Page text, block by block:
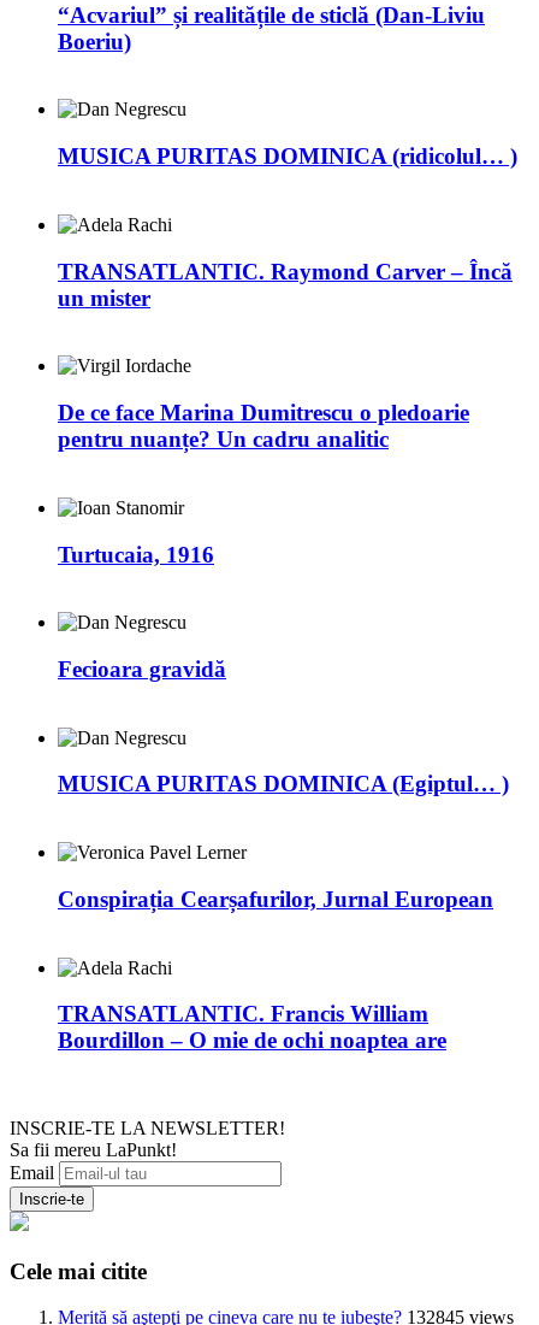
“Acvariul” și realitățile de sticlă (Dan-Liviu
Boeriu)
MUSICA PURITAS DOMINICA (ridicolul… )
TRANSATLANTIC. Raymond Carver – Încă
un mister
De ce face Marina Dumitrescu o pledoarie
pentru nuanțe? Un cadru analitic
Turtucaia, 1916
Fecioara gravidă
MUSICA PURITAS DOMINICA (Egiptul… )
Conspirația Cearșafurilor, Jurnal European
TRANSATLANTIC. Francis William
Bourdillon – O mie de ochi noaptea are
INSCRIE-TE LA NEWSLETTER!
Sa fii mereu LaPunkt!
Email
Cele mai citite
Merită să aştepţi pe cineva care nu te iubeşte? 132845 views